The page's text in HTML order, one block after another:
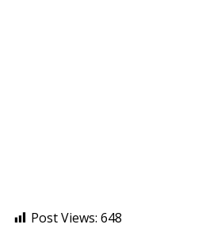
Post Views: 648